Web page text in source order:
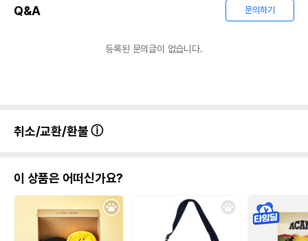
Q&A 문의하기
등록된 문의글이 없습니다.
취소/교환/환불
이 상품은 어떠신가요?